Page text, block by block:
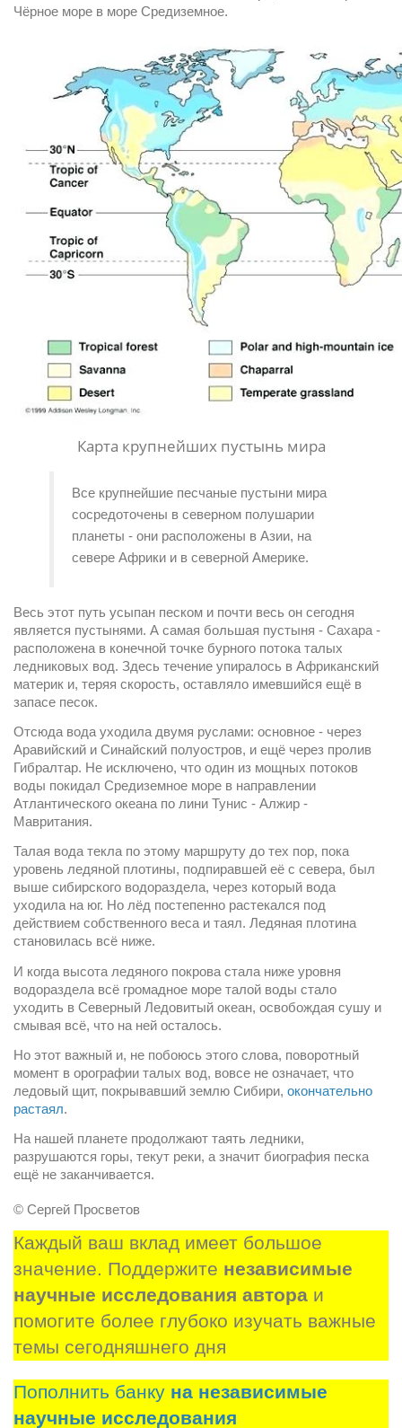
Чёрное море в море Средиземное.
Карта крупнейших пустынь мира
Все крупнейшие песчаные пустыни мира
сосредоточены в северном полушарии
планеты - они расположены в Азии, на
севере Африки и в северной Америке.
Весь этот путь усыпан песком и почти весь он сегодня
является пустынями. А самая большая пустыня - Сахара -
расположена в конечной точке бурного потока талых
ледниковых вод. Здесь течение упиралось в Африканский
материк и, теряя скорость, оставляло имевшийся ещё в
запасе песок.
Отсюда вода уходила двумя руслами: основное - через
Аравийский и Синайский полуостров, и ещё через пролив
Гибралтар. Не исключено, что один из мощных потоков
воды покидал Средиземное море в направлении
Атлантического океана по лини Тунис - Алжир -
Мавритания.
Талая вода текла по этому маршруту до тех пор, пока
уровень ледяной плотины, подпиравшей её с севера, был
выше сибирского водораздела, через который вода
уходила на юг. Но лёд постепенно растекался под
действием собственного веса и таял. Ледяная плотина
становилась всё ниже.
И когда высота ледяного покрова стала ниже уровня
водораздела всё громадное море талой воды стало
уходить в Северный Ледовитый океан, освобождая сушу и
смывая всё, что на ней осталось.
Но этот важный и, не побоюсь этого слова, поворотный
момент в орографии талых вод, вовсе не означает, что
ледовый щит, покрывавший землю Сибири, окончательно
растаял.
На нашей планете продолжают таять ледники,
разрушаются горы, текут реки, а значит биография песка
ещё не заканчивается.
© Сергей Просветов
Каждый ваш вклад имеет большое
значение. Поддержите независимые
научные исследования автора и
помогите более глубоко изучать важные
темы сегодняшнего дня
Пополнить банку на независимые
научные исследования